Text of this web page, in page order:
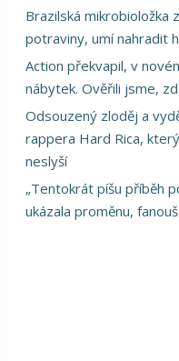
Brazilská mikrobioložka
potraviny, umí nahradit
Action překvapil, v
nábytek. Ověřili jsme,
Odsouzený zloděj a
rappera Hard Rica,
neslyší
„Tentokrát píšu příběh
ukázala proměnu,